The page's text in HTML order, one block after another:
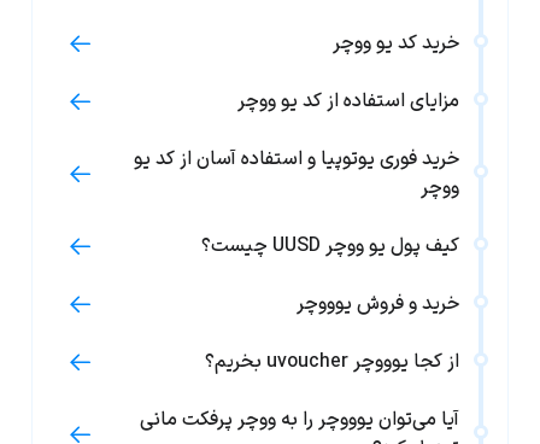
خرید کد یو ووچر
مزایای استفاده از کد یو ووچر
خرید فوری یوتوپیا و استفاده آسان از کد یو
ووچر
کیف پول یو ووچر UUSD چیست؟
خرید و فروش یوووچر
از کجا یوووچر uvoucher بخریم؟
آیا می‌توان یوووچر را به ووچر پرفکت مانی